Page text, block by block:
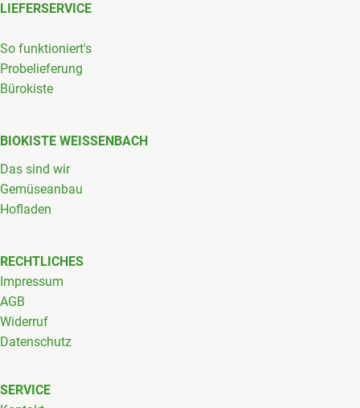
LIEFERSERVICE
So funktioniert's
Probelieferung
Bürokiste
BIOKISTE WEISSENBACH
Das sind wir
Gemüseanbau
Hofladen
RECHTLICHES
Impressum
AGB
Widerruf
Datenschutz
SERVICE